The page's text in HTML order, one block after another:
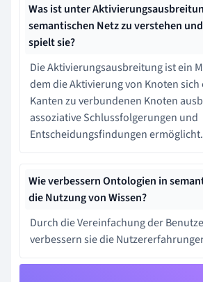
Was ist unter
semantischen Netz zu verstehen
spielt sie?
Die Aktivierungsausbreitung ist ein
dem die Aktivierung von Knoten
Kanten zu verbundenen Knoten
assoziative Schlussfolgerungen und
Entscheidungsfindungen ermöglicht.
Wie verbessern Ontologien in
die Nutzung von Wissen?
Durch die Vereinfachung der
verbessern sie die